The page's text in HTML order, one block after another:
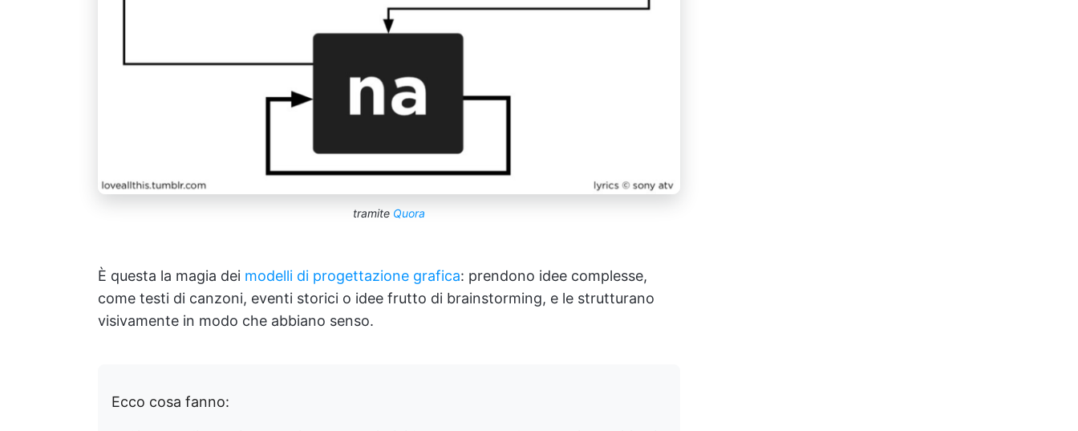
tramite Quora
È questa la magia dei modelli di progettazione grafica: prendono idee complesse,
come testi di canzoni, eventi storici o idee frutto di brainstorming, e le strutturano
visivamente in modo che abbiano senso.
Ecco cosa fanno: